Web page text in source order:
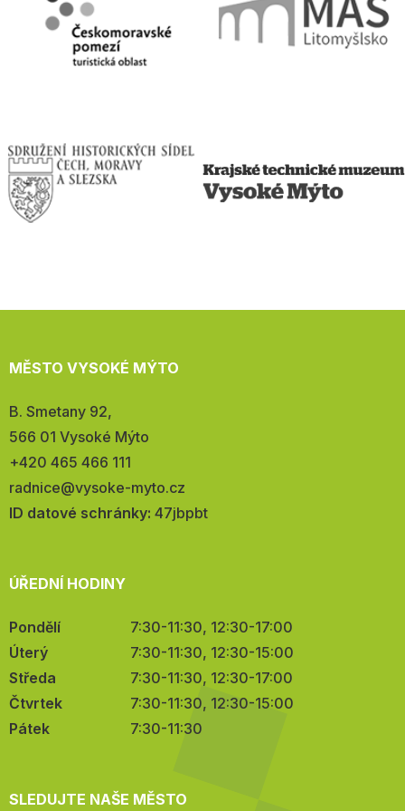
MĚSTO VYSOKÉ MÝTO
Adresa:
B. Smetany 92,
566 01 Vysoké Mýto
Telefon:
+420 465 466 111
E-
mail:
radnice@vysoke-myto.cz
ID datové schránky: 47jbpbt
ÚŘEDNÍ HODINY
Pondělí
7:30-11:30, 12:30-17:00
Úterý
7:30-11:30, 12:30-15:00
Středa
7:30-11:30, 12:30-17:00
Čtvrtek
7:30-11:30, 12:30-15:00
Pátek
7:30-11:30
SLEDUJTE NAŠE MĚSTO